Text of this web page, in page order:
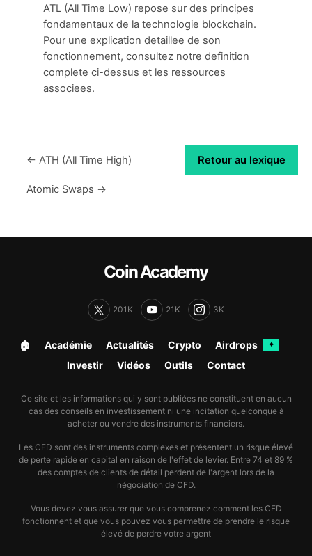
ATL (All Time Low) repose sur des principes
fondamentaux de la technologie blockchain.
Pour une explication detaillee de son
fonctionnement, consultez notre definition
complete ci-dessus et les ressources
associees.
← ATH (All Time High) Retour au lexique
Atomic Swaps →
Coin Academy
201K 21K 3K
🏠︎ Académie Actualités Crypto Airdrops ✦
Investir Vidéos Outils Contact
Ce site et les informations qui y sont publiées ne constituent en aucun
cas des conseils en investissement ni une incitation quelconque à
acheter ou vendre des instruments financiers.
Les CFD sont des instruments complexes et présentent un risque élevé
de perte rapide en capital en raison de l'effet de levier. Entre 74 et 89 %
des comptes de clients de détail perdent de l'argent lors de la
négociation de CFD.
Vous devez vous assurer que vous comprenez comment les CFD
fonctionnent et que vous pouvez vous permettre de prendre le risque
élevé de perdre votre argent